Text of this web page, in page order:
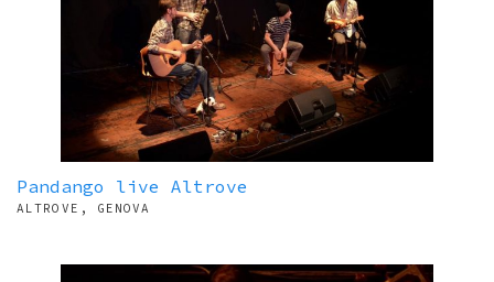
Pandango live Altrove
ALTROVE, GENOVA